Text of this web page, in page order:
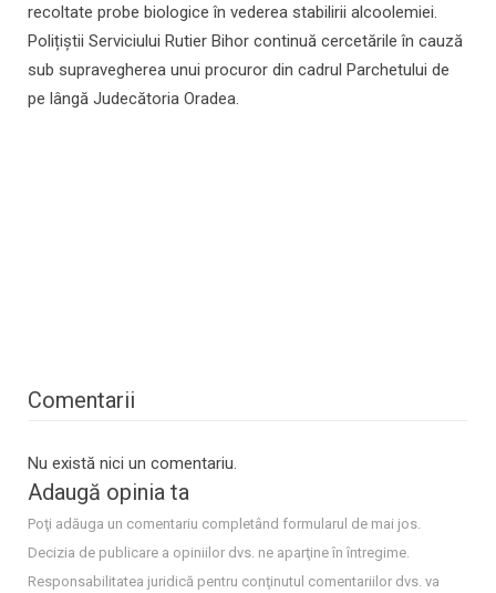
recoltate probe biologice în vederea stabilirii alcoolemiei.
Polițiștii Serviciului Rutier Bihor continuă cercetările în cauză
sub supravegherea unui procuror din cadrul Parchetului de
pe lângă Judecătoria Oradea.
Comentarii
Nu există nici un comentariu.
Adaugă opinia ta
Poţi adăuga un comentariu completând formularul de mai jos.
Decizia de publicare a opiniilor dvs. ne aparţine în întregime.
Responsabilitatea juridică pentru conţinutul comentariilor dvs. va